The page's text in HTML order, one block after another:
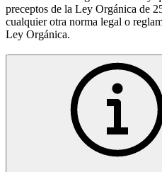
preceptos de la Ley Orgánica de
cualquier otra norma legal o
Ley Orgánica.